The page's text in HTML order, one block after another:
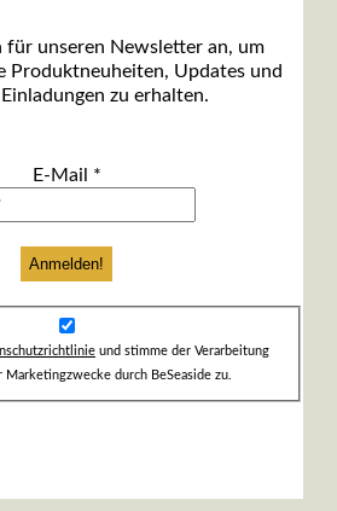
für unseren Newsletter an, um
Produktneuheiten, Updates und
zu erhalten.
E-Mail *
und stimme der Verarbeitung
durch BeSeaside zu.